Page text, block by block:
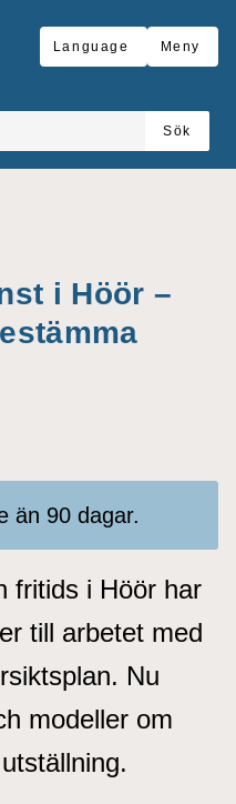
Language Meny
Sök
i Höör –
än 90 dagar.
fritids i Höör har
till arbetet med
Nu
modeller om